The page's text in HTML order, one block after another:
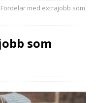
Fördelar med extrajobb som
som